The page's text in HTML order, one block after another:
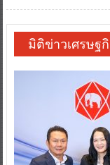
มิติข่าวเศรษฐ